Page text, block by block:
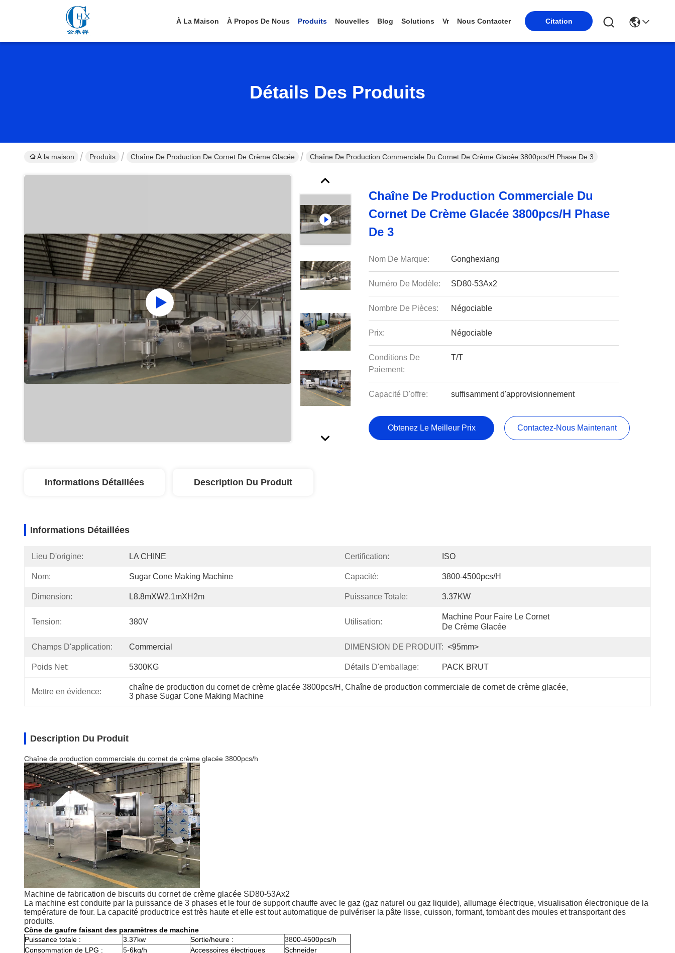
À La Maison À Propos De Nous Produits Nouvelles Blog Solutions Vr Nous Contacter Citation
Détails Des Produits
À la maison Produits Chaîne De Production De Cornet De Crème Glacée Chaîne De Production Commerciale Du Cornet De Crème Glacée 3800pcs/H Phase De 3
Chaîne De Production Commerciale Du
Cornet De Crème Glacée 3800pcs/H Phase
De 3
Nom De Marque: Gonghexiang
Numéro De Modèle: SD80-53Ax2
Nombre De Pièces: Négociable
Prix: Négociable
Conditions De
Paiement:
T/T
Capacité D'offre: suffisamment d'approvisionnement
Obtenez Le Meilleur Prix Contactez-Nous Maintenant
Informations Détaillées Description Du Produit
Informations Détaillées
Lieu D'origine: LA CHINE Certification: ISO
Nom: Sugar Cone Making Machine Capacité: 3800-4500pcs/h
Dimension: L8.8mXW2.1mXH2m Puissance Totale: 3.37KW
Tension: 380V Utilisation:
Machine Pour Faire Le Cornet
De Crème Glacée
Champs D'application: Commercial DIMENSION DE PRODUIT: <95mm>
Poids Net: 5300KG Détails D'emballage: PACK BRUT
Mettre en évidence:
chaîne de production du cornet de crème glacée 3800pcs/H , Chaîne de production commerciale de cornet de crème glacée,
3 phase Sugar Cone Making Machine
Description Du Produit
Chaîne de production commerciale du cornet de crème glacée 3800pcs/h
Machine de fabrication de biscuits du cornet de crème glacée SD80-53Ax2
La machine est conduite par la puissance de 3 phases et le four de support chauffe avec le gaz (gaz naturel ou gaz liquide), allumage électrique, visualisation électronique de la
température de four. La capacité productrice est très haute et elle est tout automatique de pulvériser la pâte lisse, cuisson, formant, tombant des moules et transportant des
produits.
Cône de gaufre faisant des paramètres de machine
Puissance totale :
3.37kw Sortie/heure : 3800-4500pcs/h
Consommation de LPG :
5-6kg/h Accessoires électriques
Schneider